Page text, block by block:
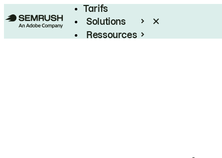
Tarifs
Solutions
Ressources